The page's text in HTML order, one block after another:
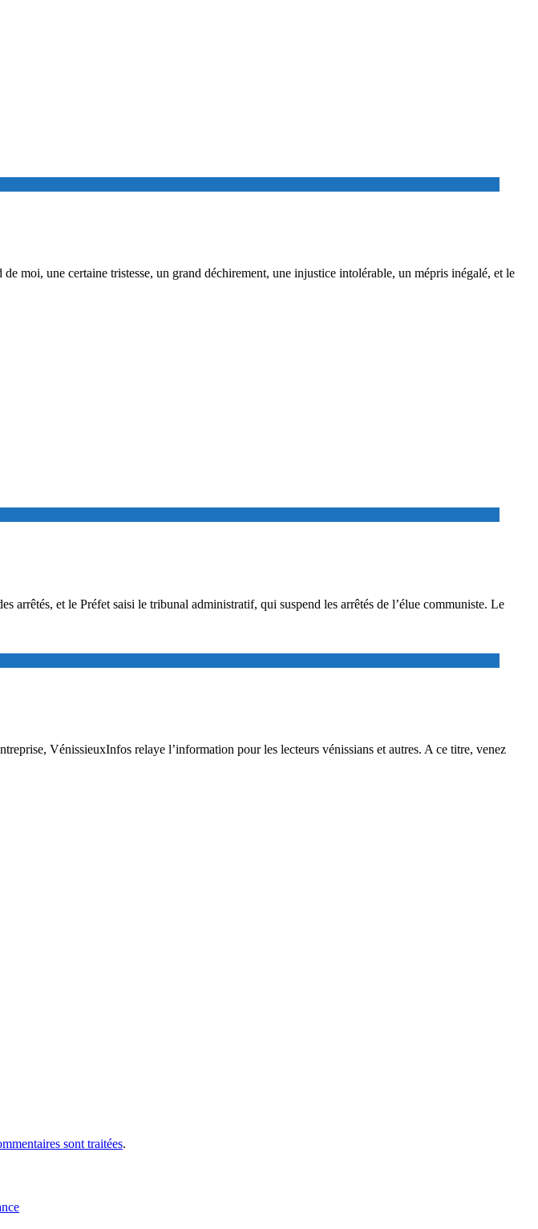
moi, une certaine tristesse, un grand déchirement, une injustice intolérable, un mépris inégalé, et le
arrêtés, et le Préfet saisi le tribunal administratif, qui suspend les arrêtés de l’élue communiste. Le
VénissieuxInfos relaye l’information pour les lecteurs vénissians et autres. A ce titre, venez
sont traitées.